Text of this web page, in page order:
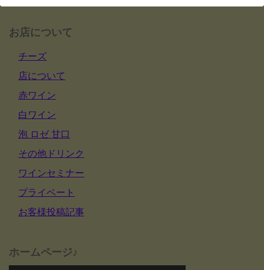
お店について
チーズ
店について
赤ワイン
白ワイン
泡 ロゼ 甘口
その他ドリンク
ワインセミナー
プライベート
お客様投稿記事
ホームページ♪